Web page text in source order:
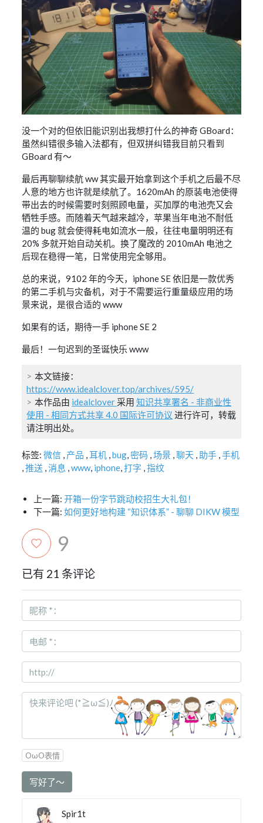
没一个对的但依旧能识别出我想打什么的神奇 GBoard：
虽然纠错很多输入法都有，但双拼纠错我目前只看到
GBoard 有～
最后再聊聊续航 ww 其实最开始拿到这个手机之后最不尽
人意的地方也许就是续航了。1620mAh 的原装电池使得
带出去的时候需要时刻照顾电量，买加厚的电池壳又会
牺牲手感。而随着天气越来越冷，苹果当年电池不耐低
温的 bug 就会使得耗电如流水一般，往往电量明明还有
20% 多就开始自动关机。换了魔改的 2010mAh 电池之
后现在稳得一笔，日常使用完全够用。
总的来说，9102 年的今天，iphone SE 依旧是一款优秀
的第二手机与灾备机，对于不需要运行重量级应用的场
景来说，是很合适的 www
如果有的话，期待一手 iphone SE 2
最后！一句迟到的圣诞快乐 www
本文链接：
https://www.idealclover.top/archives/595/
本作品由 idealclover 采用知识共享署名 - 非商业性
使用 - 相同方式共享 4.0 国际许可协议 进行许可，转载
请注明出处。
标签:微信 , 产品 , 耳机 ,bug,密码 ,场景 ,聊天 , 助手 ,手机
,推送 ,消息 ,www, iphone,打字 ,指纹
上一篇: 开箱一份字节跳动校招生大礼包！
下一篇: 如何更好地构建 “知识体系” - 聊聊 DIKW 模型
9
已有 21 条评论
OωO表情
写好了～
Spir1t